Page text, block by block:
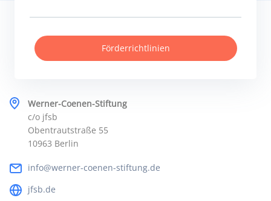
Werner-Coenen-Stiftung
c/o jfsb
Obentrautstraße 55
10963 Berlin
info@werner-coenen-stiftung.de
jfsb.de
Förderrichtlinien